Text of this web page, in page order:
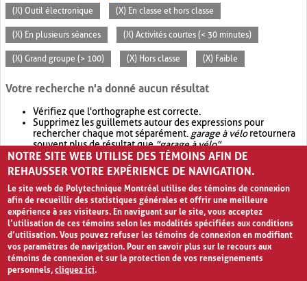
(X) Outil électronique (X) En classe et hors classe
(X) En plusieurs séances (X) Activités courtes (< 30 minutes)
(X) Grand groupe (> 100) (X) Hors classe (X) Faible
Votre recherche n'a donné aucun résultat
Vérifiez que l'orthographe est correcte.
Supprimez les guillemets autour des expressions pour
rechercher chaque mot séparément. garage à véloretournera
souvent plus de résultat que"garage à vélo".
Envisagez d'élargir votre recherche avec OR.garage OR vélo
retournera souvent plus de résultat quegarage à vélo
NOTRE SITE WEB UTILISE DES TÉMOINS AFIN DE
REHAUSSER VOTRE EXPÉRIENCE DE NAVIGATION.
Le site web de Polytechnique Montréal utilise des témoins de connexion
afin de recueillir des statistiques générales et offrir une meilleure
expérience à ses visiteurs. En naviguant sur le site, vous acceptez
l’utilisation de ces témoins selon les modalités spécifiées aux conditions
d’utilisation. Vous pouvez refuser les témoins de connexion en modifiant
vos paramètres de navigation. Pour en savoir plus sur le recours aux
témoins de connexion et sur la protection de vos renseignements
personnels,cliquez ici.